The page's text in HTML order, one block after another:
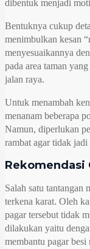
dibentuk menjadi
Bentuknya cukup
menimbulkan kesan
menyesuaikannya
pada area taman
jalan raya.
Untuk menambah
menanam beberapa
Namun, diperlukan
rambat agar tidak jadi
Rekomendasi
Salah satu tantangan
terkena karat. Oleh
pagar tersebut tidak
dilakukan yaitu
membantu pagar